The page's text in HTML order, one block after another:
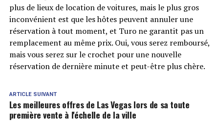
plus de lieux de location de voitures, mais le plus gros
inconvénient est que les hôtes peuvent annuler une
réservation à tout moment, et Turo ne garantit pas un
remplacement au même prix. Oui, vous serez remboursé,
mais vous serez sur le crochet pour une nouvelle
réservation de dernière minute et peut-être plus chère.
ARTICLE SUIVANT
Les meilleures offres de Las Vegas lors de sa toute
première vente à l'échelle de la ville